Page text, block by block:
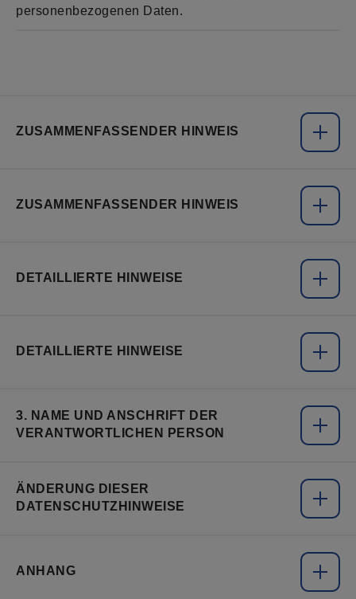
personenbezogenen Daten.
ZUSAMMENFASSENDER HINWEIS
ZUSAMMENFASSENDER HINWEIS
DETAILLIERTE HINWEISE
die Kategorien personenbezogener Daten, die Sie
uns aktiv zur Verfügung stellen (z. B. indem Sie Uns
eine E-Mail senden) und die Wir so zusätzlich zu
DETAILLIERTE HINWEISE
3. NAME UND ANSCHRIFT DER
VERANTWORTLICHEN PERSON
ÄNDERUNG DIESER
DATENSCHUTZHINWEISE
ANHANG